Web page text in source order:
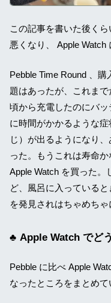
この記事を書いた後く
悪くなり、 Apple Watch
Pebble Time Round 、
題はあったが、これま
頃から充電したのにバ
に時間がかかるような
じ）が出るようになり
った。もうこれは寿命
Apple Watch を買った。
ど、風呂に入っている
を発見されはちゃめちゃ
Apple Watch でど
Pebble に比べ Apple
なったところをまとめて